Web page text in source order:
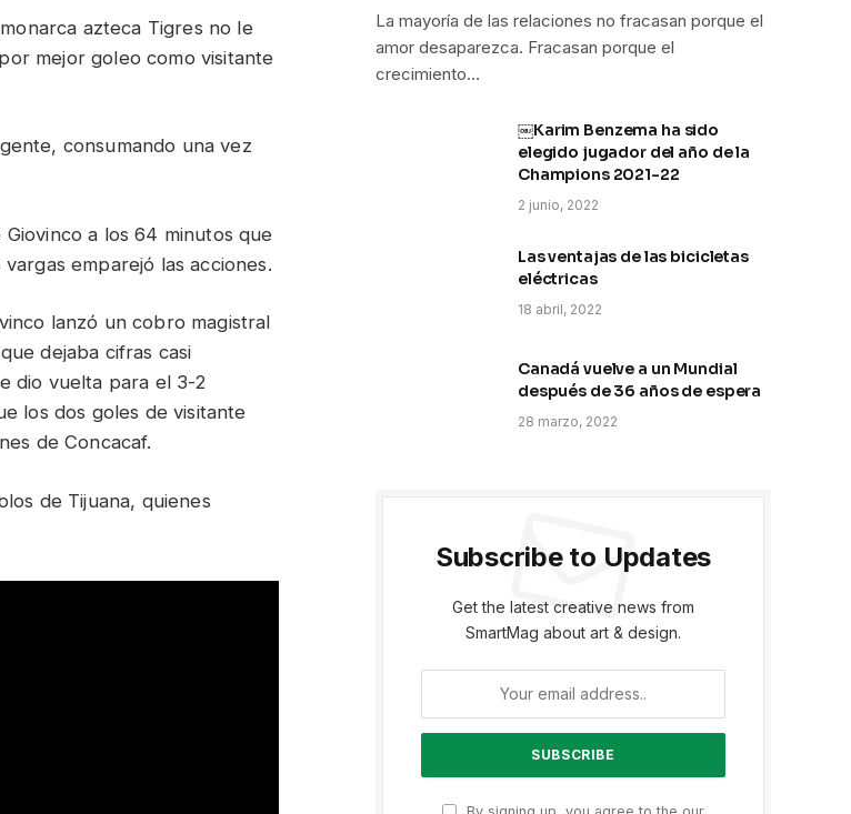
azteca Tigres no le
mejor goleo como visitante
consumando una vez
a los 64 minutos que
emparejó las acciones.
lanzó un cobro magistral
dejaba cifras casi
dio vuelta para el 3-2
los dos goles de visitante
de Concacaf.
de Tijuana, quienes
La mayoría de las relaciones no fracasan porque el
amor desaparezca. Fracasan porque el
crecimiento…
￼Karim Benzema ha sido
elegido jugador del año de la
Champions 2021-22
2 junio, 2022
Las ventajas de las bicicletas
eléctricas
18 abril, 2022
Canadá vuelve a un Mundial
después de 36 años de espera
28 marzo, 2022
Subscribe to Updates
Get the latest creative news from
SmartMag about art & design.